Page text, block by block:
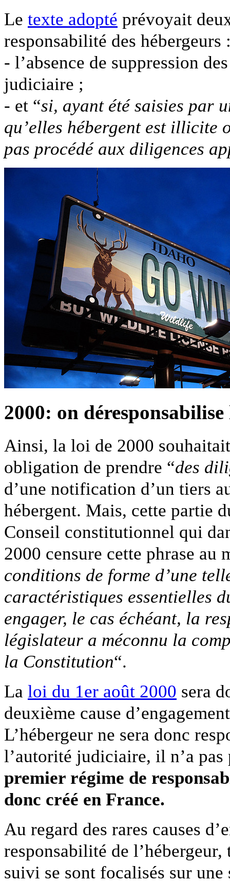
Le texte adopté prévoyait
responsabilité des hébergeurs
- l’absence de suppression
judiciaire ;
- et “si, ayant été saisies par
qu’elles hébergent est illicite
pas procédé aux diligences
2000: on
Ainsi, la loi de 2000
obligation de prendre “des
d’une notification d’un tiers
hébergent. Mais, cette partie
Conseil constitutionnel qui
2000 censure cette phrase au
conditions de forme d’une
caractéristiques essentielles
engager, le cas échéant, la
législateur a méconnu la
la Constitution“.
La loi du 1er août 2000 sera
deuxième cause
L’hébergeur ne sera donc
l’autorité judiciaire, il n’a
premier régime de
donc créé en France.
Au regard des rares causes
responsabilité de
suivi se sont focalisés sur